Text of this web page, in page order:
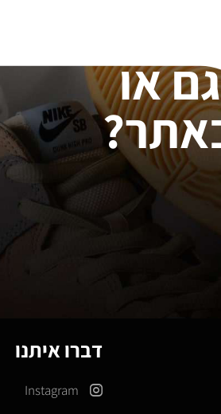
או
דברו איתנו
Instagram